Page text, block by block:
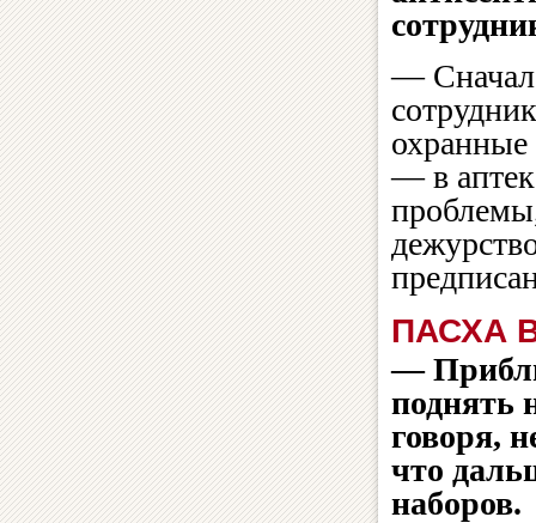
—
— в
ПАСХА
—
поднять
говоря,
что
наборов.